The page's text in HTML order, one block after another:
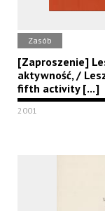
Zasób
[Zaproszenie]
aktywność, /
fifth activity [...]
2001